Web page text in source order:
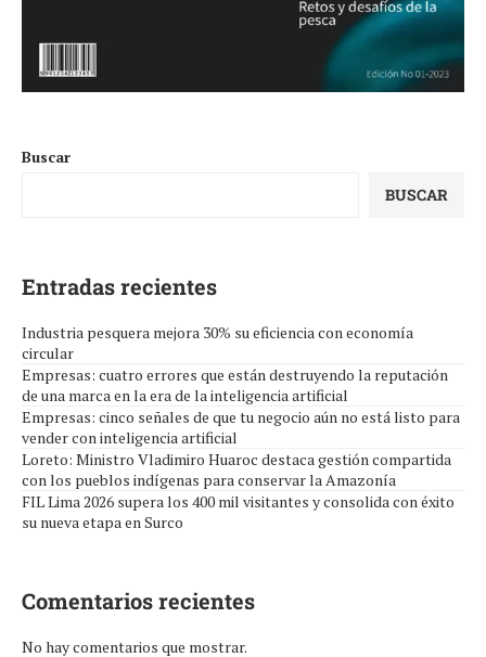
Buscar
BUSCAR
Entradas recientes
Industria pesquera mejora 30% su eficiencia con economía
circular
Empresas: cuatro errores que están destruyendo la reputación
de una marca en la era de la inteligencia artificial
Empresas: cinco señales de que tu negocio aún no está listo para
vender con inteligencia artificial
Loreto: Ministro Vladimiro Huaroc destaca gestión compartida
con los pueblos indígenas para conservar la Amazonía
FIL Lima 2026 supera los 400 mil visitantes y consolida con éxito
su nueva etapa en Surco
Comentarios recientes
No hay comentarios que mostrar.